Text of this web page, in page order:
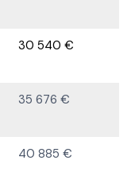
30 540 €
35 676 €
40 885 €